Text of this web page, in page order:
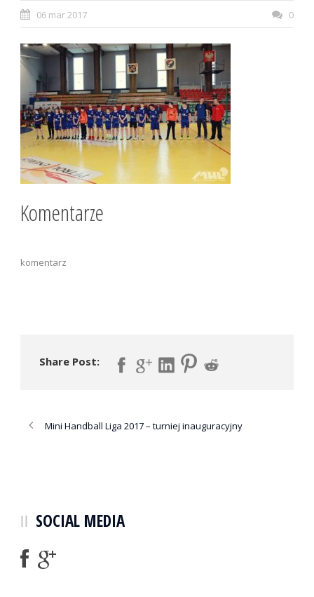
06 mar 2017 0
Komentarze
komentarz
Share Post:
Mini Handball Liga 2017 – turniej inauguracyjny
SOCIAL MEDIA